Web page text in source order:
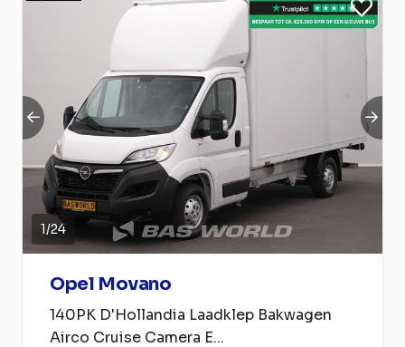
1/24
Opel Movano
140PK D'Hollandia Laadklep Bakwagen
Airco Cruise Camera E...